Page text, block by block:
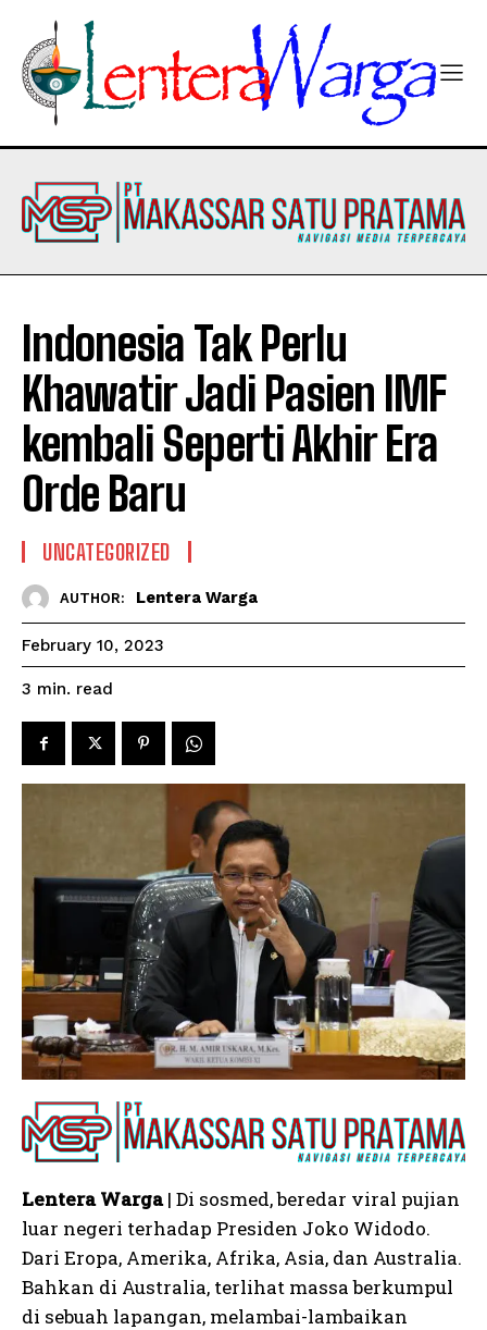
Indonesia Tak Perlu
Khawatir Jadi Pasien IMF
kembali Seperti Akhir Era
Orde Baru
UNCATEGORIZED
AUTHOR: Lentera Warga
February 10, 2023
3 min. read
Lentera Warga| Di sosmed, beredar viral pujian
luar negeri terhadap Presiden Joko Widodo.
Dari Eropa, Amerika, Afrika, Asia, dan Australia.
Bahkan di Australia, terlihat massa berkumpul
di sebuah lapangan, melambai-lambaikan